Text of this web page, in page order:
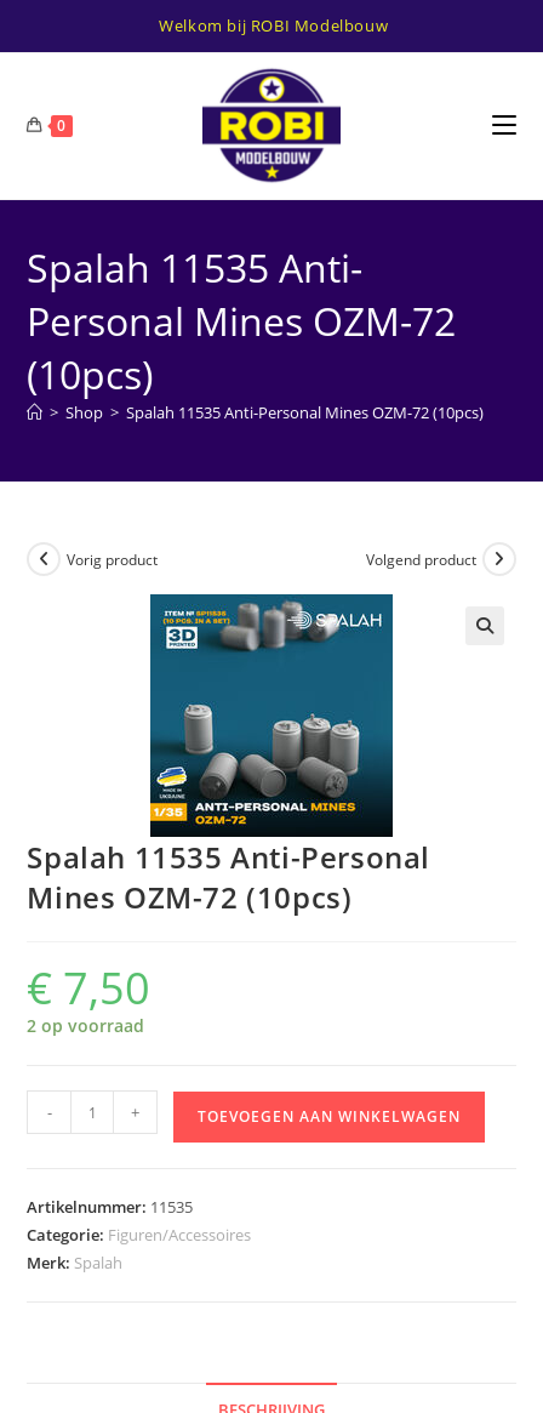
Welkom bij ROBI Modelbouw
0
Spalah 11535 Anti-
Personal Mines OZM-72
(10pcs)
> Shop > Spalah 11535 Anti-Personal Mines OZM-72 (10pcs)
Vorig product Volgend product
Spalah 11535 Anti-Personal
Mines OZM-72 (10pcs)
€ 7,50
2 op voorraad
11535
Personal
Mines
OZM-
- + TOEVOEGEN AAN WINKELWAGEN
Artikelnummer: 11535
Categorie: Figuren/Accessoires
Merk: Spalah